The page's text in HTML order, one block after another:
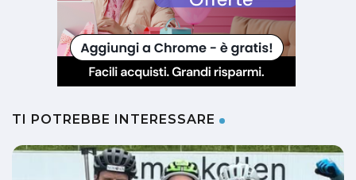
TI POTREBBE INTERESSARE